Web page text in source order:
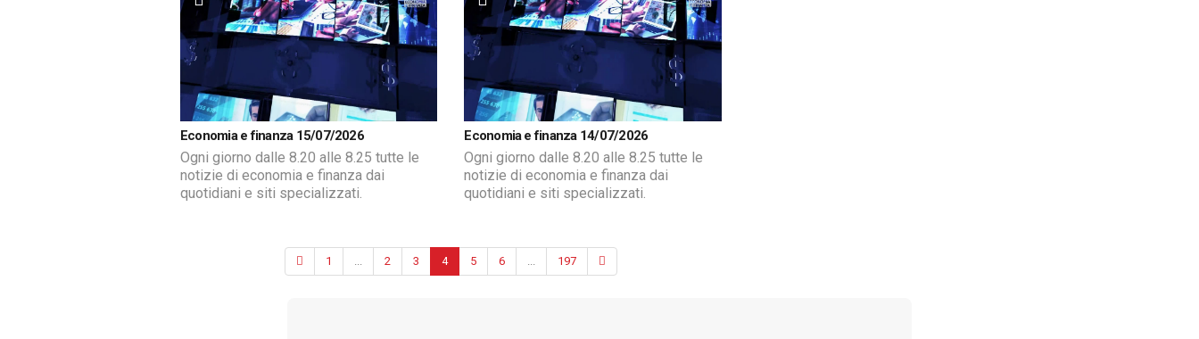
Economia e finanza 15/07/2026
Ogni giorno dalle 8.20 alle 8.25 tutte le
notizie di economia e finanza dai
quotidiani e siti specializzati.
Economia e finanza 14/07/2026
Ogni giorno dalle 8.20 alle 8.25 tutte le
notizie di economia e finanza dai
quotidiani e siti specializzati.
1 ... 2 3 4 5 6 ... 197